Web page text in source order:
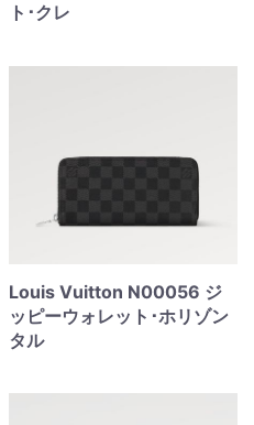
ト･クレ
Louis Vuitton N00056 ジ
ッピーウォレット･ホリゾン
タル